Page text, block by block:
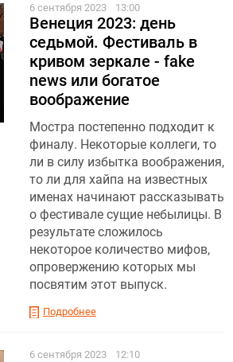
6 сентября 2023 13:00
Венеция 2023: день
седьмой. Фестиваль в
кривом зеркале - fake
news или богатое
воображение
Мостра постепенно подходит к
финалу. Некоторые коллеги, то
ли в силу избытка воображения,
то ли для хайпа на известных
именах начинают рассказывать
о фестивале сущие небылицы. В
результате сложилось
некоторое количество мифов,
опровержению которых мы
посвятим этот выпуск.
Подробнее
6 сентября 2023 12:10